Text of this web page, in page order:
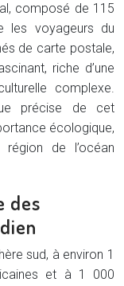
composé de 115
les voyageurs du
de carte postale,
riche d’une
complexe.
précise de cet
écologique,
de l’océan
des
sud, à environ 1
et à 1 000